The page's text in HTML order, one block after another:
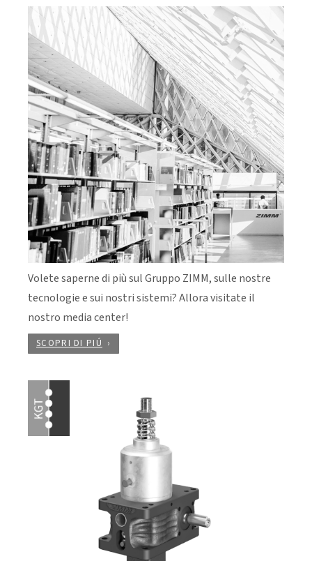
Volete saperne di più sul Gruppo ZIMM, sulle nostre
tecnologie e sui nostri sistemi? Allora visitate il
nostro media center!
SCOPRI DI PIÚ